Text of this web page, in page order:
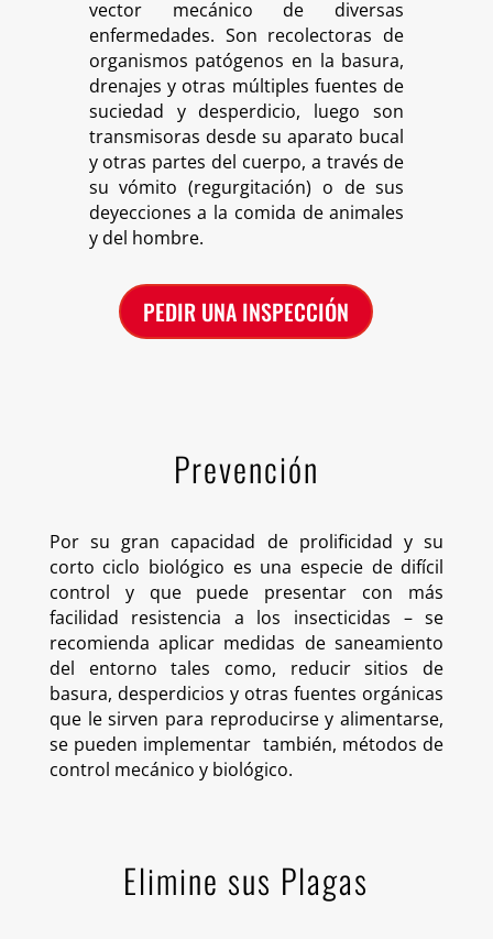
vector mecánico de diversas
enfermedades. Son recolectoras de
organismos patógenos en la basura,
drenajes y otras múltiples fuentes de
suciedad y desperdicio, luego son
transmisoras desde su aparato bucal
y otras partes del cuerpo, a través de
su vómito (regurgitación) o de sus
deyecciones a la comida de animales
y del hombre.
PEDIR UNA INSPECCIÓN
Prevención
Por su gran capacidad de prolificidad y su
corto ciclo biológico es una especie de difícil
control y que puede presentar con más
facilidad resistencia a los insecticidas – se
recomienda aplicar medidas de saneamiento
del entorno tales como, reducir sitios de
basura, desperdicios y otras fuentes orgánicas
que le sirven para reproducirse y alimentarse,
se pueden implementar también, métodos de
control mecánico y biológico.
Elimine sus Plagas